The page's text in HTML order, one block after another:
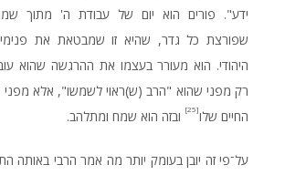
ידע". פורים הוא יום של עבודת ה' מתוך
שפורצת כל גדר, שהיא זו שמבטאת את
היהודי. הוא מעורר בעצמו את ההרגשה שהוא
רק מפני שהוא "הרב (ש)ראוי לשמשו", אלא מפני
החיים שלו[25] ובזה הוא שמח ומתלהב.
על־פי זה יובן בעומק יותר מה אמר הרבי באותה